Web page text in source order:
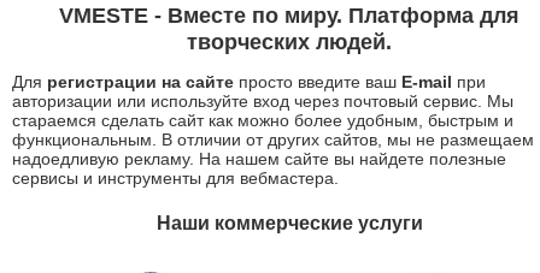
VMESTE - Вместе по миру. Платформа для
творческих людей.
Для регистрации на сайте просто введите ваш E-mail при
авторизации или используйте вход через почтовый сервис. Мы
стараемся сделать сайт как можно более удобным, быстрым и
функциональным. В отличии от других сайтов, мы не размещаем
надоедливую рекламу. На нашем сайте вы найдете полезные
сервисы и инструменты для вебмастера.
Наши коммерческие услуги